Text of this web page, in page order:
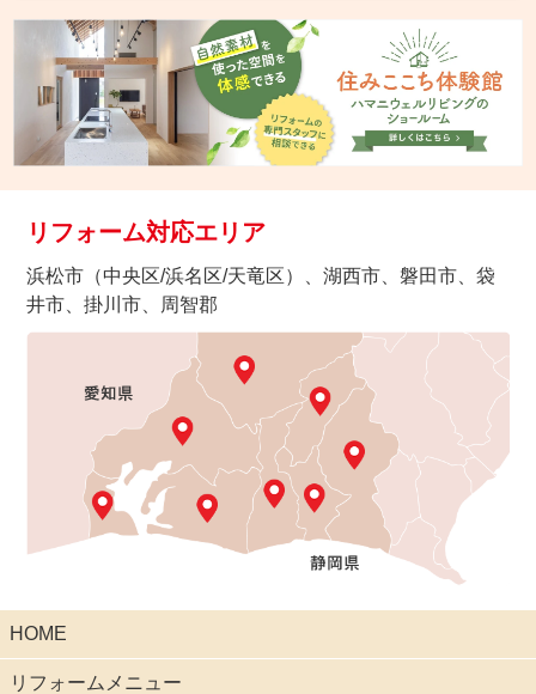
リフォーム対応エリア
浜松市（中央区/浜名区/天竜区）、湖西市、磐田市、袋
井市、掛川市、周智郡
HOME
リフォームメニュー